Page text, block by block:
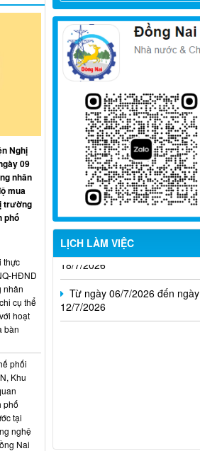
LỊCH LÀM VIỆC
Từ ngày 03/8/2026 đến ngày
09/8/2026
Từ ngày 27/7/2026 đến ngày
02/8/2026
Từ ngày 20/7/2026 đến ngày
26/7/2026
Từ ngày 13/7/2026 đến ngày
18/7/2026
12/7/2026
Nghị
09
nhân
mua
trường
phố
thực
HĐND
nhân
cụ thể
hoạt
bàn
phối
Khu
phố
tại
nghệ
Nai